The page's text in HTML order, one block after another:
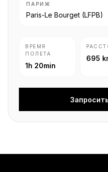
ПАРИЖ
Paris-Le Bourget (LFPB)
ВРЕМЯ
ПОЛЕТА
1h 20min
695